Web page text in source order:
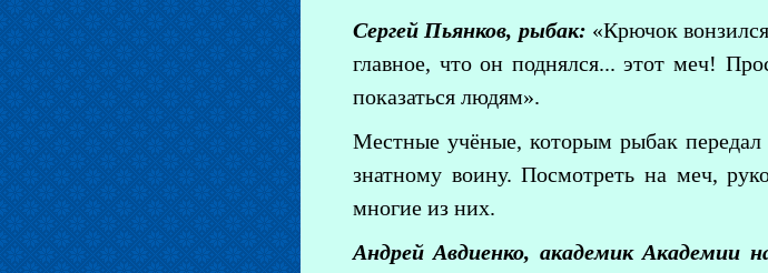
Сергей Пьянков, рыбак: «Крючок
главное, что он поднялся... этот меч!
показаться людям».
Местные учёные, которым рыбак передал
знатному воину. Посмотреть на меч,
многие из них.
Андрей Авдиенко, академик Академии